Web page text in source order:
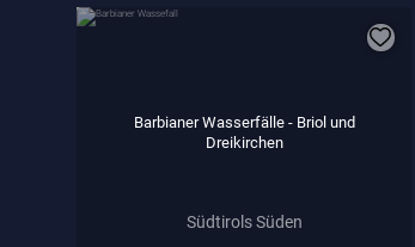
Barbianer Wasserfälle - Briol und
Dreikirchen
Südtirols Süden